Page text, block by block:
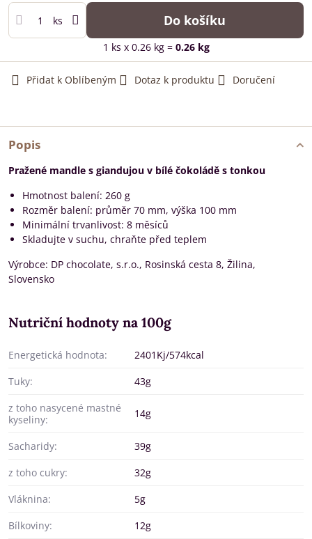
ks Do košíku
1 ks x 0.26 kg = 0.26kg
Přidat k Oblíbeným Dotaz k produktu Doručení
Popis
Pražené mandle s giandujou v bílé čokoládě s tonkou
Hmotnost balení: 260 g
Rozměr balení: průměr 70 mm, výška 100 mm
Minimální trvanlivost: 8 měsíců
Skladujte v suchu, chraňte před teplem
Výrobce: DP chocolate, s.r.o., Rosinská cesta 8, Žilina,
Slovensko
Nutriční hodnoty na 100g
Energetická hodnota:
2401Kj/574kcal
Tuky:
43g
z toho nasycené mastné
kyseliny:
14g
Sacharidy:
39g
z toho cukry:
32g
Vláknina:
5g
Bílkoviny:
12g